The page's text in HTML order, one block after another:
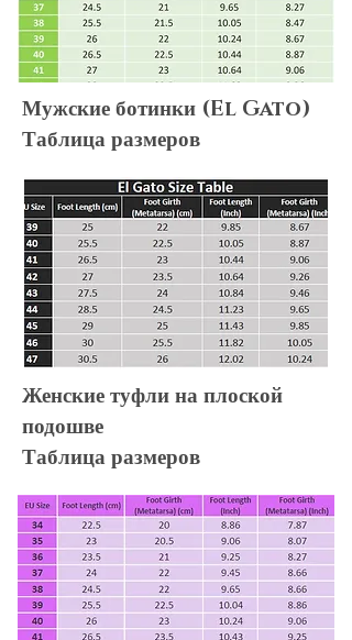
Мужские ботинки (El Gato)
Таблица размеров
Женские туфли на плоской
подошве
Таблица размеров